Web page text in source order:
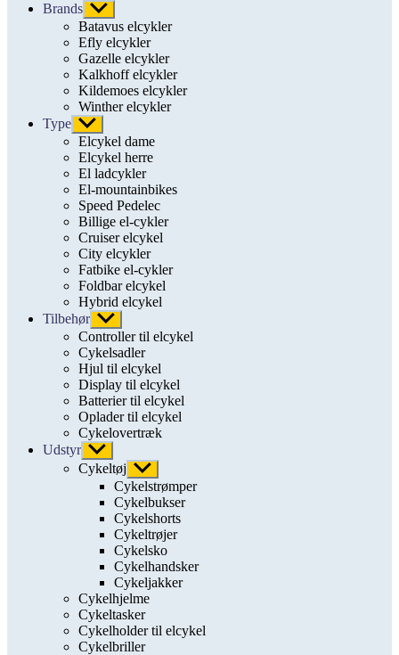
Brands Vis
undermenu
Batavus elcykler
Efly elcykler
Gazelle elcykler
Kalkhoff elcykler
Kildemoes elcykler
Winther elcykler
Type Vis
undermenu
Elcykel dame
Elcykel herre
El ladcykler
El-mountainbikes
Speed Pedelec
Billige el-cykler
Cruiser elcykel
City elcykler
Fatbike el-cykler
Foldbar elcykel
Hybrid elcykel
Tilbehør Vis
undermenu
Controller til elcykel
Cykelsadler
Hjul til elcykel
Display til elcykel
Batterier til elcykel
Oplader til elcykel
Cykelovertræk
Udstyr Vis
undermenu
Cykeltøj Vis
undermenu
Cykelstrømper
Cykelbukser
Cykelshorts
Cykeltrøjer
Cykelsko
Cykelhandsker
Cykeljakker
Cykelhjelme
Cykeltasker
Cykelholder til elcykel
Cykelbriller